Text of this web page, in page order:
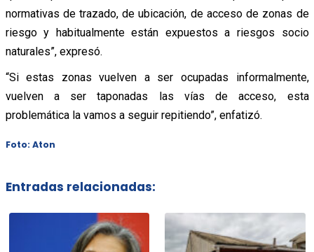
normativas de trazado, de ubicación, de acceso de zonas de
riesgo y habitualmente están expuestos a riesgos socio
naturales”, expresó.
“Si estas zonas vuelven a ser ocupadas informalmente,
vuelven a ser taponadas las vías de acceso, esta
problemática la vamos a seguir repitiendo”, enfatizó.
Foto: Aton
Entradas relacionadas: